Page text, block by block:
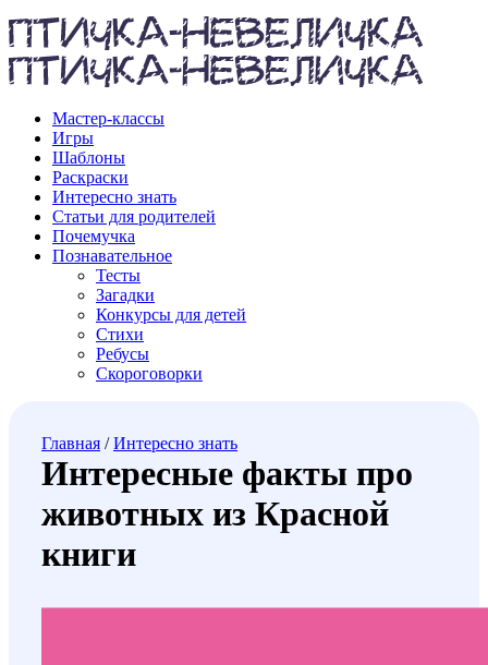
Мастер-классы
Игры
Шаблоны
Раскраски
Интересно знать
Статьи для родителей
Почемучка
Познавательное
Тесты
Загадки
Конкурсы для детей
Стихи
Ребусы
Скороговорки
Главная /Интересно знать
Интересные факты про
животных из Красной
книги